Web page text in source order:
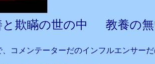
と欺瞞の世の中 教養の無
コメンテーターだのインフルエンサーだ